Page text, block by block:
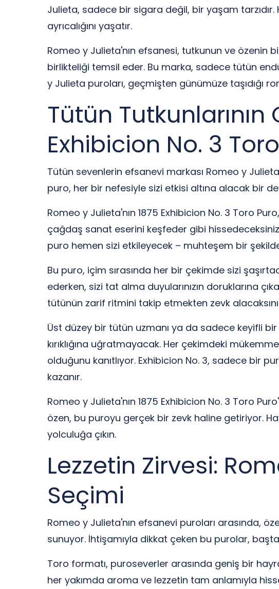
Julieta, sadece bir sigara değil, bir yaşam
ayrıcalığını yaşatır.
Romeo y Julieta'nın efsanesi, tutkunun ve özenin
birlikteliği temsil eder. Bu marka, sadece tütün
y Julieta puroları, geçmişten günümüze taşıdığı
Tütün
Exhibicion No. 3
Tütün sevenlerin efsanevi markası Romeo y
puro, her bir nefesiyle sizi etkisi altına alacak bir
Romeo y Julieta'nın 1875 Exhibicion No. 3 Toro
çağdaş sanat eserini keşfeder gibi
puro hemen sizi etkileyecek – muhteşem bir şekilde
Bu puro, içim sırasında her bir çekimde sizi
ederken, sizi tat alma duyularınızın doruklarına
tütünün zarif ritmini takip etmekten zevk
Üst düzey bir tütün uzmanı ya da sadece keyifli
kırıklığına uğratmayacak. Her çekimdeki
olduğunu kanıtlıyor. Exhibicion No. 3, sadece bir
kazanır.
Romeo y Julieta'nın 1875 Exhibicion No. 3 Toro
özen, bu puroyu gerçek bir zevk haline getiriyor.
yolculuğa çıkın.
Lezzetin Zirvesi:
Seçimi
Romeo y Julieta'nın efsanevi puroları arasında,
sunuyor. İhtişamıyla dikkat çeken bu purolar,
Toro formatı, puroseverler arasında geniş bir
her yakımda aroma ve lezzetin tam anlamıyla